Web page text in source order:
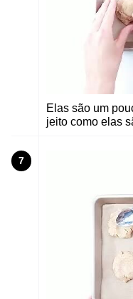
Elas são um
jeito como elas
7